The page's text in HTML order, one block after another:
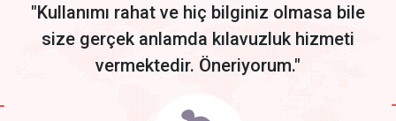
"Kullanımı rahat ve hiç bilginiz olmasa bile
size gerçek anlamda kılavuzluk hizmeti
vermektedir. Öneriyorum."